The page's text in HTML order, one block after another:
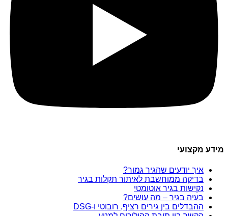
מידע מקצועי
איך יודעים שהגיר גמור?
בדיקה ממוחשבת לאיתור תקלות בגיר
נקישות בגיר אוטומטי
בעיה בגיר – מה עושים?
ההבדלים בין גירים רציף, רובוטי ו-DSG